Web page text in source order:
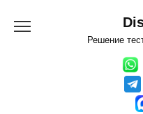
содержанию
Решение